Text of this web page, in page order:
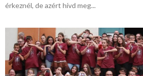
érkeznél, de azért hívd meg...